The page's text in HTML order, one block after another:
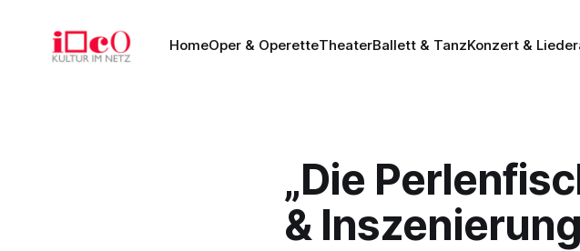
HomeOper & OperetteTheaterBallett & TanzKonzert &
„Die
&